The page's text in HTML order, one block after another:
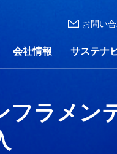
フラメン
お問い
タログダウンロード
レートガバナンス
会社情報
ス
サステナ